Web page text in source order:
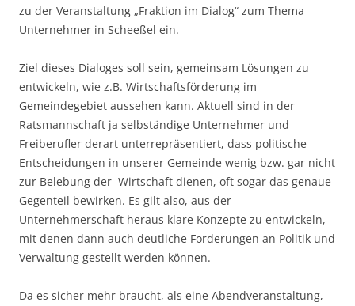
zu der Veranstaltung „Fraktion im Dialog“ zum Thema
Unternehmer in Scheeßel ein.
Ziel dieses Dialoges soll sein, gemeinsam Lösungen zu
entwickeln, wie z.B. Wirtschaftsförderung im
Gemeindegebiet aussehen kann. Aktuell sind in der
Ratsmannschaft ja selbständige Unternehmer und
Freiberufler derart unterrepräsentiert, dass politische
Entscheidungen in unserer Gemeinde wenig bzw. gar nicht
zur Belebung der Wirtschaft dienen, oft sogar das genaue
Gegenteil bewirken. Es gilt also, aus der
Unternehmerschaft heraus klare Konzepte zu entwickeln,
mit denen dann auch deutliche Forderungen an Politik und
Verwaltung gestellt werden können.
Da es sicher mehr braucht, als eine Abendveranstaltung,